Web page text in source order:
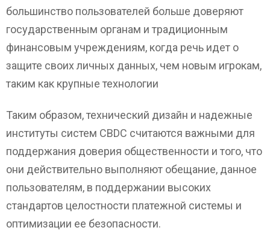
большинство пользователей больше доверяют
государственным органам и традиционным
финансовым учреждениям, когда речь идет о
защите своих личных данных, чем новым игрокам,
таким как крупные технологии
Таким образом, технический дизайн и надежные
институты систем CBDC считаются важными для
поддержания доверия общественности и того, что
они действительно выполняют обещание, данное
пользователям, в поддержании высоких
стандартов целостности платежной системы и
оптимизации ее безопасности.